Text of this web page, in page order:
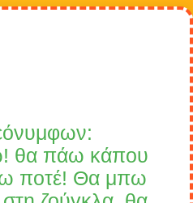
θα πάω κάπου
ποτέ! Θα μπω